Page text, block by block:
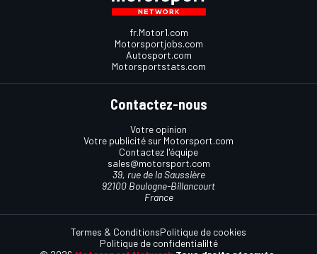
fr.Motor1.com
Motorsportjobs.com
Autosport.com
Motorsportstats.com
Contactez-nous
Votre opinion
Votre publicité sur Motorsport.com
Contactez l'équipe
sales@motorsport.com
39, rue de la Saussière
92100 Boulogne-Billancourt
France
Termes & ConditionsPolitique de cookies
Politique de confidentialilté